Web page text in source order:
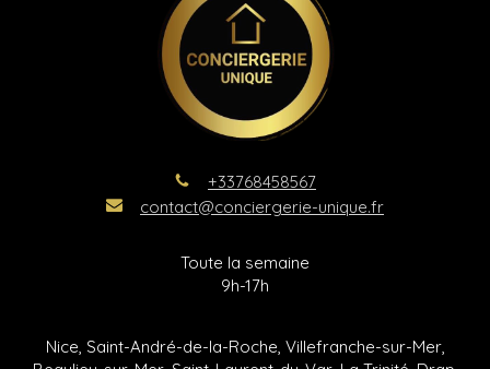
+33768458567
contact@conciergerie-unique.fr
Toute la semaine
9h-17h
Nice, Saint-André-de-la-Roche, Villefranche-sur-Mer,